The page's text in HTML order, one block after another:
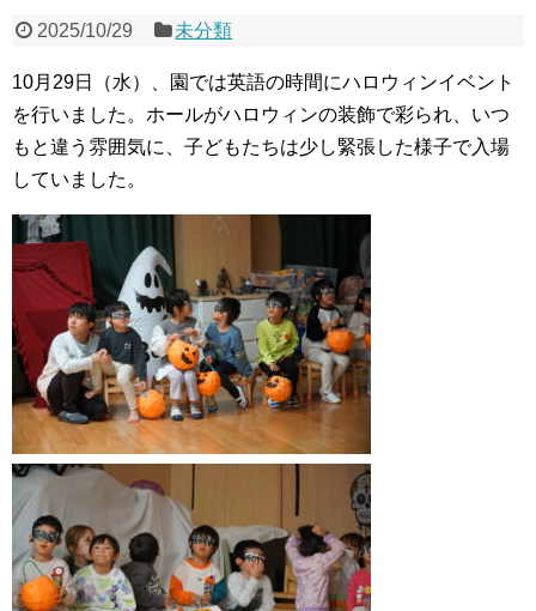
2025/10/29 未分類
10月29日（水）、園では英語の時間にハロウィンイベント
を行いました。ホールがハロウィンの装飾で彩られ、いつ
もと違う雰囲気に、子どもたちは少し緊張した様子で入場
していました。